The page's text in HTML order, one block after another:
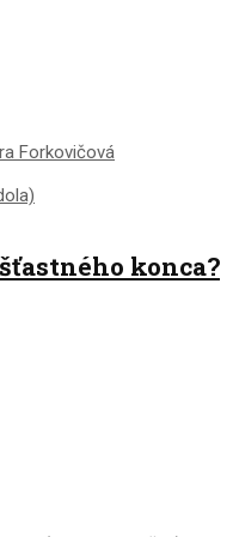
Forkovičová
konca?